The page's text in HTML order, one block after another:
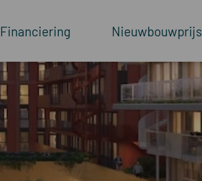
Financiering Nieuwbouwprijs